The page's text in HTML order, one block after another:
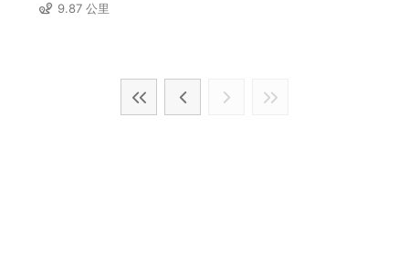
9.87 公里